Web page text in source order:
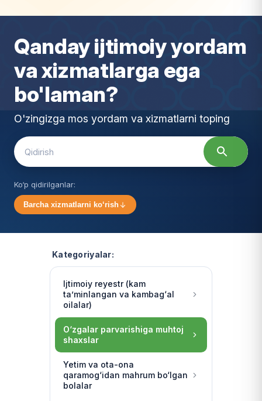
mtiy oz
Qanday ijtimoiy yordam
va xizmatlarga ega
bo'laman?
O'zingizga mos yordam va xizmatlarni toping
Search
for:
Ko‘p qidirilganlar:
Barcha xizmatlarni ko‘rish
Kategoriyalar:
Ijtimoiy reyestr (kam
ta’minlangan va kambag‘al
oilalar)
O‘zgalar parvarishiga muhtoj
shaxslar
Yetim va ota-ona
qaramog‘idan mahrum bo‘lgan
bolalar